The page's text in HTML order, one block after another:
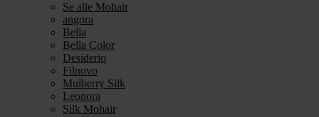
Se alle Mohair
angora
Bella
Bella Color
Desiderio
Filnovo
Mulberry Silk
Leonora
Silk Mohair